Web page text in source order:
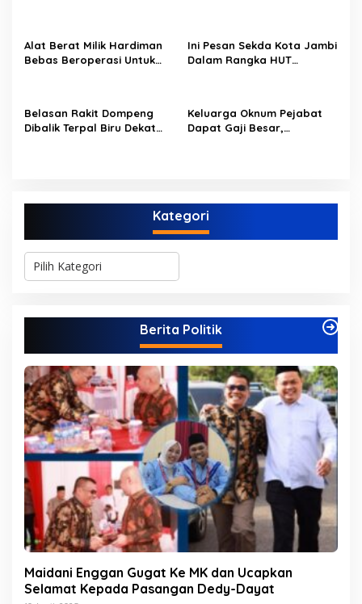
Alat Berat Milik Hardiman
Bebas Beroperasi Untuk
Ini Pesan Sekda Kota Jambi
Dalam Rangka HUT
Belasan Rakit Dompeng
Dibalik Terpal Biru Dekat
Keluarga Oknum Pejabat
Dapat Gaji Besar,
Kategori
K
g
Berita Politik
Maidani Enggan Gugat Ke MK dan Ucapkan
Selamat Kepada Pasangan Dedy-Dayat